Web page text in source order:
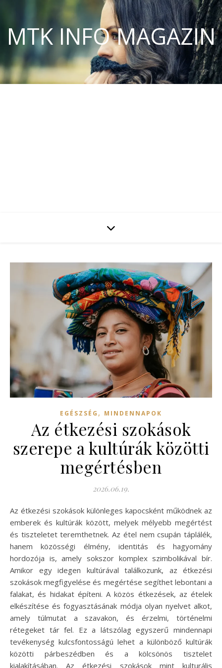
MTK INFO MAGAZIN
EGÉSZSÉG , MINDENNAPOK
Az étkezési szokások
szerepe a kultúrák közötti
megértésben
2026.06.19.
Az étkezési szokások különleges kapocsként működnek az
emberek és kultúrák között, melyek mélyebb megértést
és tiszteletet teremthetnek. Az étel nem csupán táplálék,
hanem közösségi élmény, identitás és hagyomány
hordozója is, amely sokszor komplex szimbolikával bír.
Amikor egy idegen kultúrával találkozunk, az étkezési
szokások megfigyelése és megértése segíthet lebontani a
falakat, és hidakat építeni. A közös étkezések, az ételek
elkészítése és fogyasztásának módja olyan nyelvet alkot,
amely túlmutat a szavakon, és érzelmi, történelmi
rétegeket tár fel. Ez a látszólag egyszerű mindennapi
tevékenység kulcsfontosságú lehet a különböző kultúrák
közötti párbeszédben és a kölcsönös tisztelet
kialakításában. Az étkezési szokások mint kulturális